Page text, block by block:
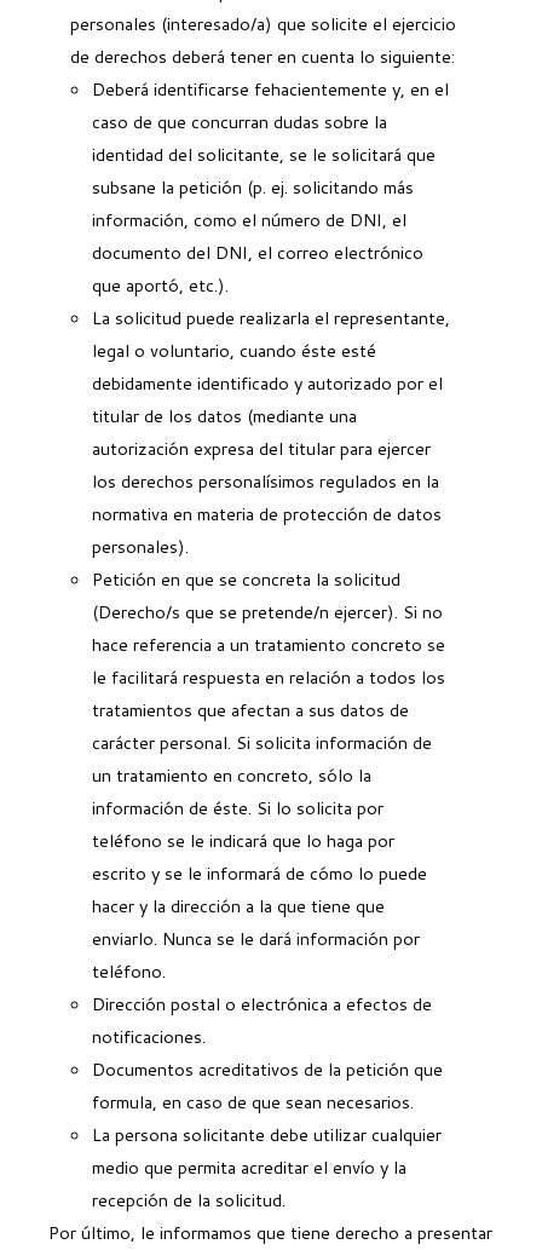
personales (interesado/a) que solicite el ejercicio
de derechos deberá tener en cuenta lo siguiente:
Deberá identificarse fehacientemente y, en el
caso de que concurran dudas sobre la
identidad del solicitante, se le solicitará que
subsane la petición (p. ej. solicitando más
información, como el número de DNI, el
documento del DNI, el correo electrónico
que aportó, etc.).
La solicitud puede realizarla el representante,
legal o voluntario, cuando éste esté
debidamente identificado y autorizado por el
titular de los datos (mediante una
autorización expresa del titular para ejercer
los derechos personalísimos regulados en la
normativa en materia de protección de datos
personales).
Petición en que se concreta la solicitud
(Derecho/s que se pretende/n ejercer). Si no
hace referencia a un tratamiento concreto se
le facilitará respuesta en relación a todos los
tratamientos que afectan a sus datos de
carácter personal. Si solicita información de
un tratamiento en concreto, sólo la
información de éste. Si lo solicita por
teléfono se le indicará que lo haga por
escrito y se le informará de cómo lo puede
hacer y la dirección a la que tiene que
enviarlo. Nunca se le dará información por
teléfono.
Dirección postal o electrónica a efectos de
notificaciones.
Documentos acreditativos de la petición que
formula, en caso de que sean necesarios.
La persona solicitante debe utilizar cualquier
medio que permita acreditar el envío y la
recepción de la solicitud.
Por último, le informamos que tiene derecho a presentar